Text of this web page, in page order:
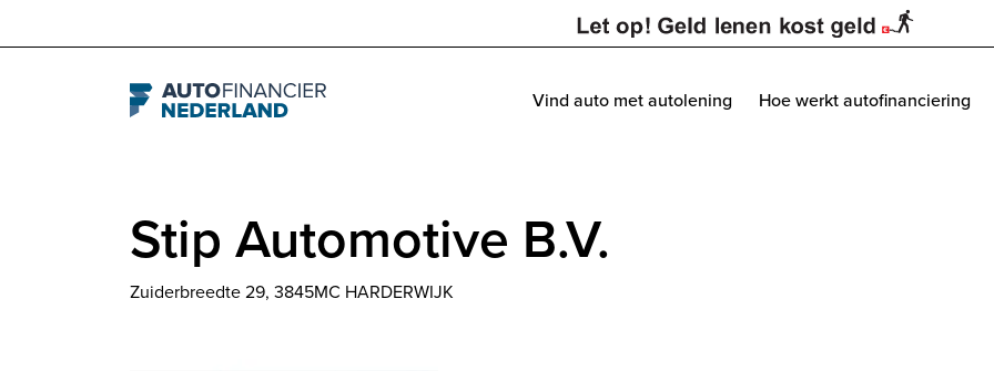
Navigation Vind auto met autolening Hoe werkt autofinanciering
Stip Automotive B.V.
Zuiderbreedte 29, 3845MC HARDERWIJK